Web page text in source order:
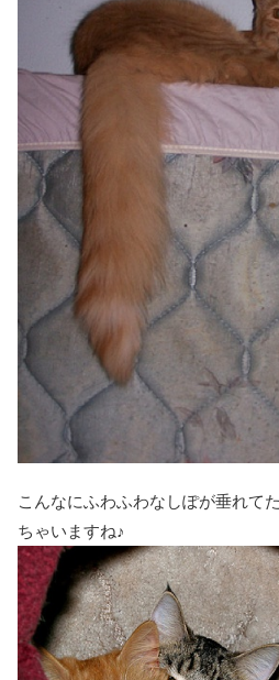
こんなにふわふわなしぽが垂れて
ちゃいますね♪